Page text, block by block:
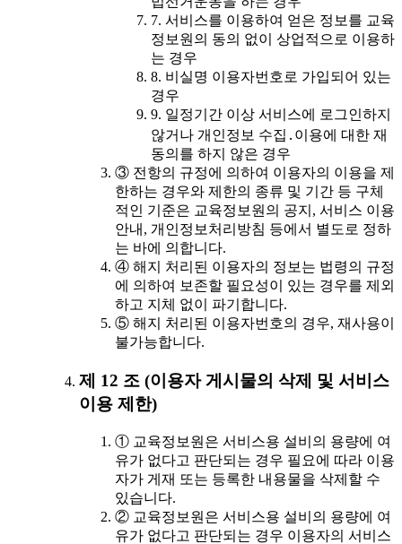
7. 서비스를 이용하여 얻은 정보를 교육
정보원의 동의 없이 상업적으로 이용하
는 경우
8. 비실명 이용자번호로 가입되어 있는
경우
9. 일정기간 이상 서비스에 로그인하지
않거나 개인정보 수집․이용에 대한 재
동의를 하지 않은 경우
③ 전항의 규정에 의하여 이용자의 이용을 제
한하는 경우와 제한의 종류 및 기간 등 구체
적인 기준은 교육정보원의 공지, 서비스 이용
안내, 개인정보처리방침 등에서 별도로 정하
는 바에 의합니다.
④ 해지 처리된 이용자의 정보는 법령의 규정
에 의하여 보존할 필요성이 있는 경우를 제외
하고 지체 없이 파기합니다.
⑤ 해지 처리된 이용자번호의 경우, 재사용이
불가능합니다.
제 12 조 (이용자 게시물의 삭제 및 서비스
이용 제한)
① 교육정보원은 서비스용 설비의 용량에 여
유가 없다고 판단되는 경우 필요에 따라 이용
자가 게재 또는 등록한 내용물을 삭제할 수
있습니다.
② 교육정보원은 서비스용 설비의 용량에 여
유가 없다고 판단되는 경우 이용자의 서비스